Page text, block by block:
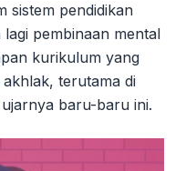
sistem pendidikan
pembinaan mental
kurikulum yang
terutama di
baru-baru ini.